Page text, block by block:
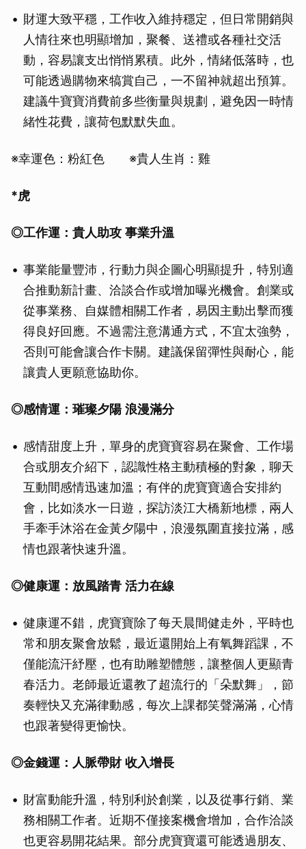
財運大致平穩，工作收入維持穩定，但日常開銷與
人情往來也明顯增加，聚餐、送禮或各種社交活
動，容易讓支出悄悄累積。此外，情緒低落時，也
可能透過購物來犒賞自己，一不留神就超出預算。
建議牛寶寶消費前多些衡量與規劃，避免因一時情
緒性花費，讓荷包默默失血。
※幸運色：粉紅色 ※貴人生肖：雞
*虎
◎工作運：貴人助攻 事業升溫
事業能量豐沛，行動力與企圖心明顯提升，特別適
合推動新計畫、洽談合作或增加曝光機會。創業或
從事業務、自媒體相關工作者，易因主動出擊而獲
得良好回應。不過需注意溝通方式，不宜太強勢，
否則可能會讓合作卡關。建議保留彈性與耐心，能
讓貴人更願意協助你。
◎感情運：璀璨夕陽 浪漫滿分
感情甜度上升，單身的虎寶寶容易在聚會、工作場
合或朋友介紹下，認識性格主動積極的對象，聊天
互動間感情迅速加溫；有伴的虎寶寶適合安排約
會，比如淡水一日遊，探訪淡江大橋新地標，兩人
手牽手沐浴在金黃夕陽中，浪漫氛圍直接拉滿，感
情也跟著快速升溫。
◎健康運：放風踏青 活力在線
健康運不錯，虎寶寶除了每天晨間健走外，平時也
常和朋友聚會放鬆，最近還開始上有氧舞蹈課，不
僅能流汗紓壓，也有助雕塑體態，讓整個人更顯青
春活力。老師最近還教了超流行的「朵默舞」，節
奏輕快又充滿律動感，每次上課都笑聲滿滿，心情
也跟著變得更愉快。
◎金錢運：人脈帶財 收入增長
財富動能升溫，特別利於創業，以及從事行銷、業
務相關工作者。近期不僅接案機會增加，合作洽談
也更容易開花結果。部分虎寶寶還可能透過朋友、